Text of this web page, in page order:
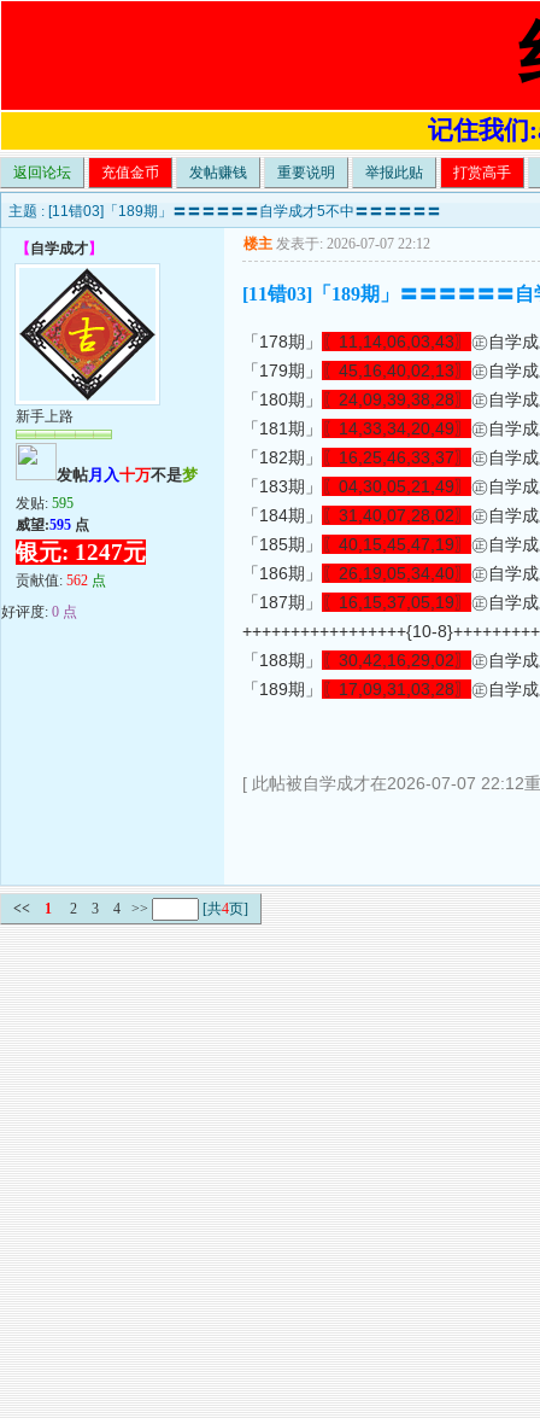
记住我们
返回论坛 充值金币 发帖赚钱 重要说明 举报此贴 打赏高手
主题 : [11错03]「189期」〓〓〓〓〓〓自学成才5不中〓〓〓〓〓〓
【自学成才】
新手上路
发帖月入十万不是梦
发贴: 595
威望:595 点
银元: 1247元
贡献值: 562 点
好评度: 0 点
楼主 发表于: 2026-07-07 22:12
[11错03]「189期」〓〓〓〓〓〓
「178期」 〖11,14,06,03,43〗 ㊣自学
「179期」
〖45,16,40,02,13〗 ㊣自学
「180期」
〖24,09,39,38,28〗 ㊣自学
「181期」
〖14,33,34,20,49〗 ㊣自学
「182期」
〖16,25,46,33,37〗 ㊣自学
「183期」
〖04,30,05,21,49〗 ㊣自学
「184期」
〖31,40,07,28,02〗 ㊣自学
「185期」
〖40,15,45,47,19〗 ㊣自学
「186期」
〖26,19,05,34,40〗 ㊣自学
「187期」
〖16,15,37,05,19〗 ㊣自学
+++++++++++++++++{10-
「188期」
〖30,42,16,29,02〗 ㊣自学
「189期」
〖17,09,31,03,28〗 ㊣自学
[ 此帖被自学成才在2026-07-07 22:12
<< 1 2 3 4 >> [共4页]